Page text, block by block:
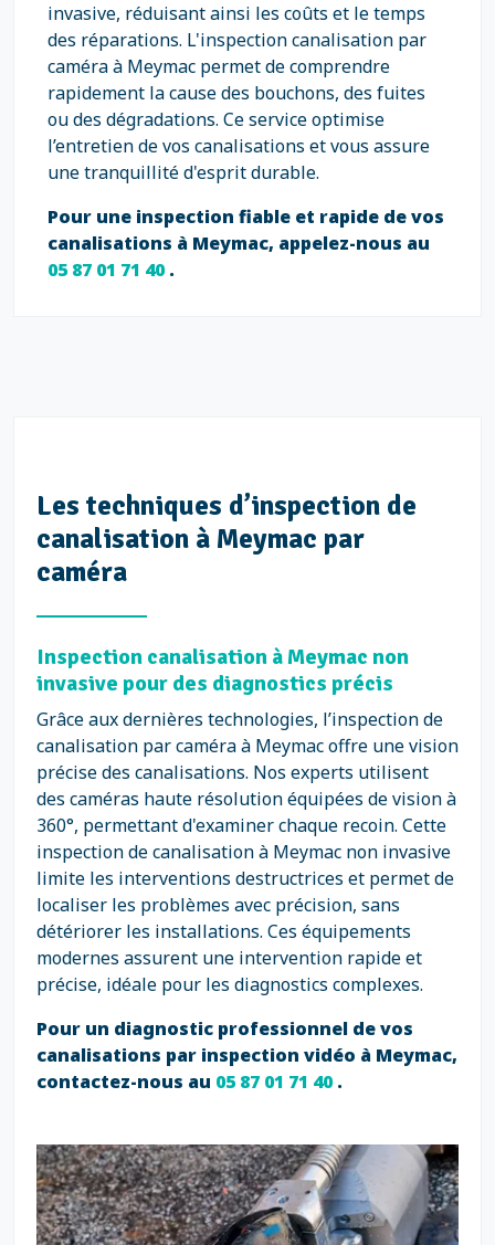
invasive, réduisant ainsi les coûts et le temps
des réparations. L'inspection canalisation par
caméra à Meymac permet de comprendre
rapidement la cause des bouchons, des fuites
ou des dégradations. Ce service optimise
l’entretien de vos canalisations et vous assure
une tranquillité d'esprit durable.
Pour une inspection fiable et rapide de vos
canalisations à Meymac, appelez-nous au
05 87 01 71 40.
Les techniques d’inspection de
canalisation à Meymac par
caméra
Inspection canalisation à Meymac non
invasive pour des diagnostics précis
Grâce aux dernières technologies, l’inspection de
canalisation par caméra à Meymac offre une vision
précise des canalisations. Nos experts utilisent
des caméras haute résolution équipées de vision à
360°, permettant d'examiner chaque recoin. Cette
inspection de canalisation à Meymac non invasive
limite les interventions destructrices et permet de
localiser les problèmes avec précision, sans
détériorer les installations. Ces équipements
modernes assurent une intervention rapide et
précise, idéale pour les diagnostics complexes.
Pour un diagnostic professionnel de vos
canalisations par inspection vidéo à Meymac,
contactez-nous au 05 87 01 71 40.